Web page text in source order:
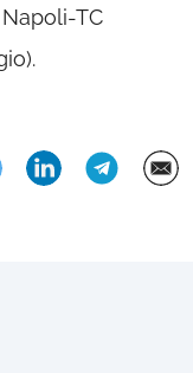
TC